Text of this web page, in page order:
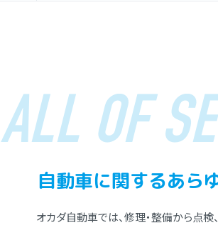
ALL OF
⾃動⾞に関するあら
オカダ⾃動⾞では、修理・整備から点検